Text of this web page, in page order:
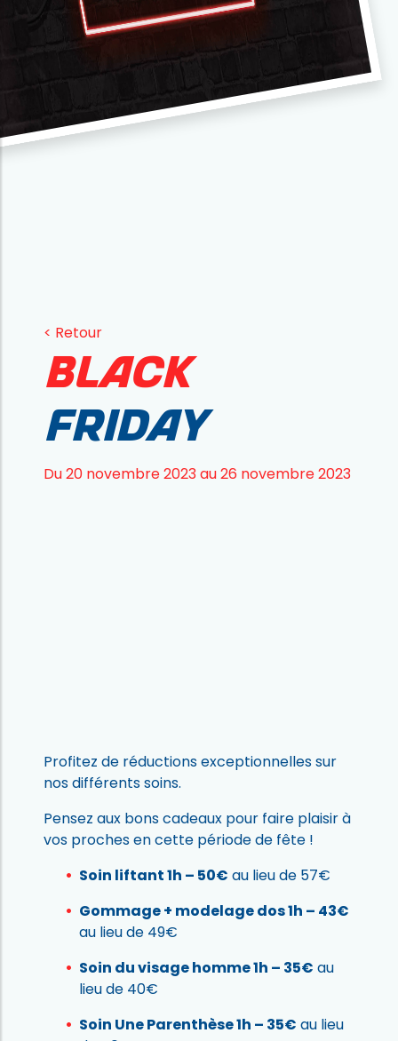
< Retour
Black
Friday
Du 20 novembre 2023 au 26 novembre 2023
Profitez de réductions exceptionnelles sur
nos différents soins.
Pensez aux bons cadeaux pour faire plaisir à
vos proches en cette période de fête !
Soin liftant 1h – 50€ au lieu de 57€
Gommage + modelage dos 1h – 43€
au lieu de 49€
Soin du visage homme 1h – 35€ au
lieu de 40€
Soin Une Parenthèse 1h – 35€ au lieu